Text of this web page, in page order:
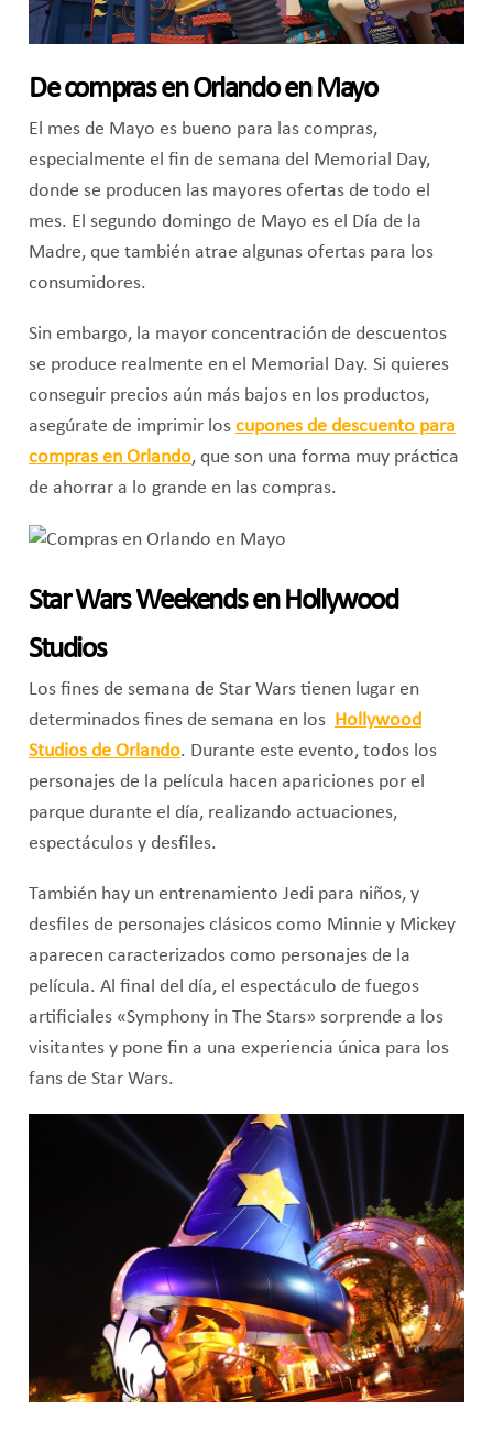
De compras en Orlando en Mayo
El mes de Mayo es bueno para las compras,
especialmente el fin de semana del Memorial Day,
donde se producen las mayores ofertas de todo el
mes. El segundo domingo de Mayo es el Día de la
Madre, que también atrae algunas ofertas para los
consumidores.
Sin embargo, la mayor concentración de descuentos
se produce realmente en el Memorial Day. Si quieres
conseguir precios aún más bajos en los productos,
asegúrate de imprimir los cupones de descuento para
compras en Orlando, que son una forma muy práctica
de ahorrar a lo grande en las compras.
Star Wars Weekends en Hollywood
Studios
Los fines de semana de Star Wars tienen lugar en
determinados fines de semana en los Hollywood
Studios de Orlando. Durante este evento, todos los
personajes de la película hacen apariciones por el
parque durante el día, realizando actuaciones,
espectáculos y desfiles.
También hay un entrenamiento Jedi para niños, y
desfiles de personajes clásicos como Minnie y Mickey
aparecen caracterizados como personajes de la
película. Al final del día, el espectáculo de fuegos
artificiales «Symphony in The Stars» sorprende a los
visitantes y pone fin a una experiencia única para los
fans de Star Wars.